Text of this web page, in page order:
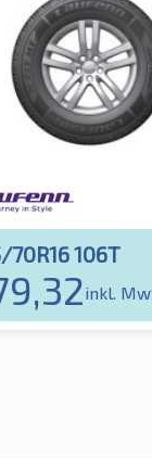
70R16 106T
inkl.